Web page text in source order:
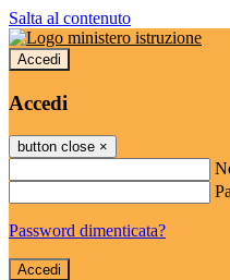
Salta al contenuto
Accedi
Accedi
button close ×
Password dimenticata?